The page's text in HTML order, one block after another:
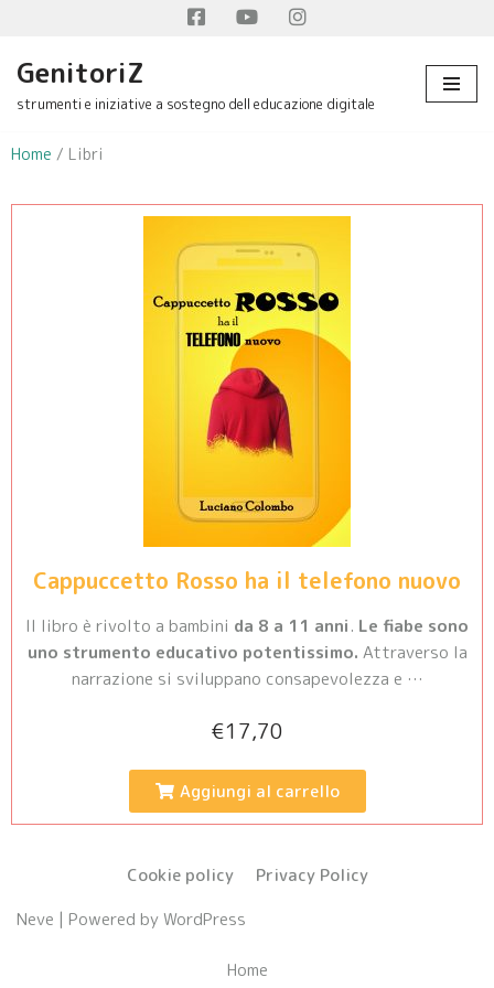
Vai
al
contenuto
FacebookYoutubeInstagram
GenitoriZ
strumenti e iniziative a sostegno dell educazione digitale
Home / Libri
Cappuccetto Rosso ha il telefono nuovo
Il libro è rivolto a bambini da 8 a 11 anni. Le fiabe sono
uno strumento educativo potentissimo. Attraverso la
narrazione si sviluppano consapevolezza e …
€17,70
Aggiungi al carrello
Cookie policy
Privacy Policy
Neve | Powered byWordPress
Home